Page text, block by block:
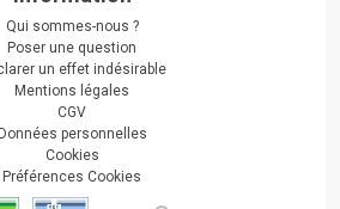
Qui sommes-nous ?
Poser une question
un effet indésirable
Mentions légales
CGV
Données personnelles
Cookies
Préférences Cookies